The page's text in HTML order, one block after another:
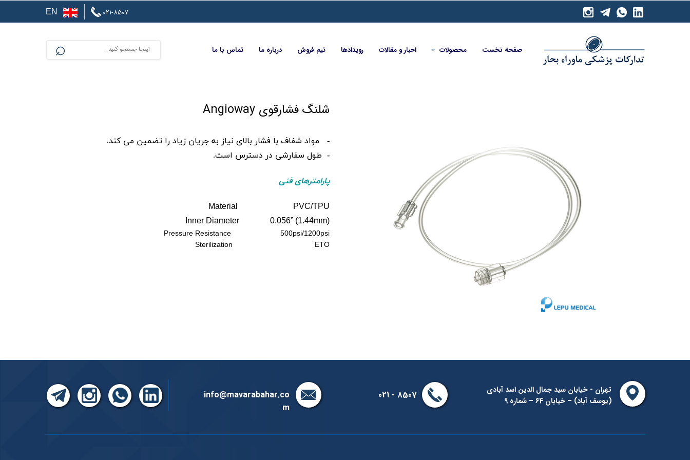
صفحه نخست محصولات اخبار و مقالات رویدادها تیم فروش درباره ما تماس با ما
021-8507
EN
⌕
شلنگ فشارقوی Angioway
- مواد شفاف با فشار بالای نیاز به جریان زیاد را تضمین می کند.
- طول سفارشی در دسترس است.
پارامترهای فنی
Material PVC/TPU
Inner Diameter 0.056” (1.44mm)
Pressure Resistance 500psi/1200psi
Sterilization ETO
تهران - خیابان سید جمال الدین اسد آبادی
(یوسف آباد) – خیابان 64 – شماره 9
8507 - 021
info@mavarabahar.co
m